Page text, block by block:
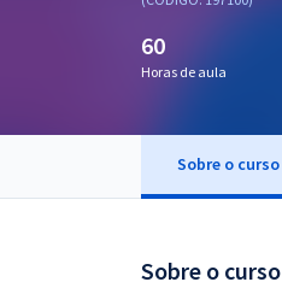
OAB
60
Horas de aula
Sobre o curso
Sobre o curso